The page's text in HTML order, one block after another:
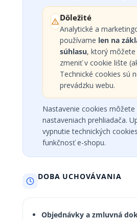
Dôležité
Analytické a
používame len na
súhlasu, ktorý
zmeniť v cookie lište
Technické cookies sú
prevádzku webu.
Nastavenie cookies
nastaveniach prehliadača.
vypnutie technických
funkčnosť e-shopu.
DOBA UCHOVÁVANIA
Objednávky a zmluvná